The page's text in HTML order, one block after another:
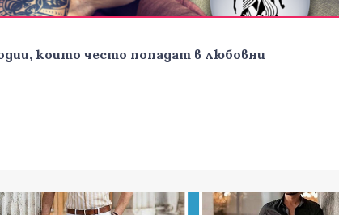
които често попадат в любовни